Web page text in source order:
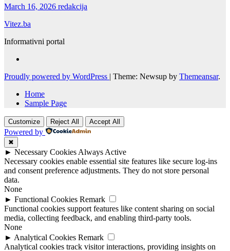
March 16, 2026 redakcija
Vitez.ba
Informativni portal
Proudly powered by WordPress Theme: Newsup by Themeansar.
Home
Sample Page
Customize Reject All Accept All
Powered by
✖
► Necessary CookiesAlways Active
Necessary cookies enable essential site features like secure log-ins
and consent preference adjustments. They do not store personal
data.
None
► Functional Cookies Remark
Functional cookies support features like content sharing on social
media, collecting feedback, and enabling third-party tools.
None
► Analytical Cookies Remark
Analytical cookies track visitor interactions, providing insights on